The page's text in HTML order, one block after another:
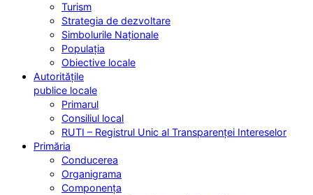
Turism
Strategia de dezvoltare
Simbolurile Naționale
Populația
Obiective locale
Autoritățile
publice locale
Primarul
Consiliul local
RUTI – Registrul Unic al Transparenței Intereselor
Primăria
Conducerea
Organigrama
Componența